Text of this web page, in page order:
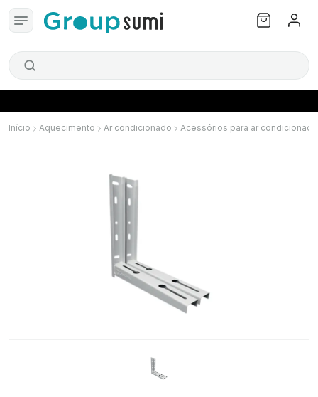
Início Aquecimento Ar condicionado Acessórios para ar condicionado